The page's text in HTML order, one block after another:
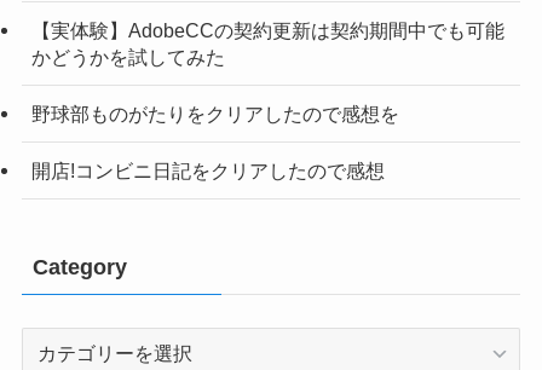
【実体験】AdobeCCの契約更新は契約期間中でも可能
かどうかを試してみた
野球部ものがたりをクリアしたので感想を
開店!コンビニ日記をクリアしたので感想
Category
Category